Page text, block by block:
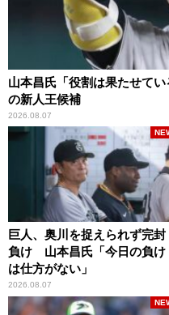
山本昌氏「役割は果たせて
の新人王候補
2026.08.07
巨人、奥川を捉えられず完封
負け 山本昌氏「今日の負け
は仕方がない」
2026.08.07